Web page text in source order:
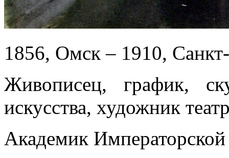
1856, Омск – 1910,
Живописец, график,
искусства, художник
Академик